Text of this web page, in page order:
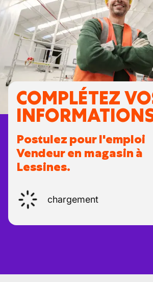
COMPLÉTEZ
Postulez pour l'emploi
Vendeur en magasin à
Lessines.
chargement